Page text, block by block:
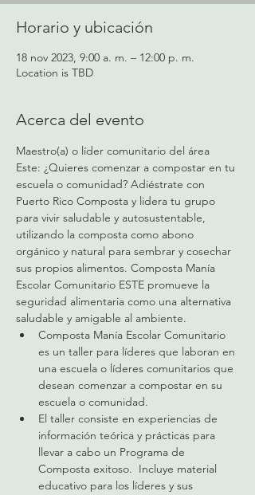
Horario y ubicación
18 nov 2023, 9:00 a. m. – 12:00 p. m.
Location is TBD
Acerca del evento
Maestro(a) o líder comunitario del área
Este: ¿Quieres comenzar a compostar en tu
escuela o comunidad? Adiéstrate con
Puerto Rico Composta y lidera tu grupo
para vivir saludable y autosustentable,
utilizando la composta como abono
orgánico y natural para sembrar y cosechar
sus propios alimentos. Composta Manía
Escolar Comunitario ESTE promueve la
seguridad alimentaria como una alternativa
saludable y amigable al ambiente.
Composta Manía Escolar Comunitario
es un taller para líderes que laboran en
una escuela o líderes comunitarios que
desean comenzar a compostar en su
escuela o comunidad.
El taller consiste en experiencias de
información teórica y prácticas para
llevar a cabo un Programa de
Composta exitoso.  Incluye material
educativo para los líderes y sus